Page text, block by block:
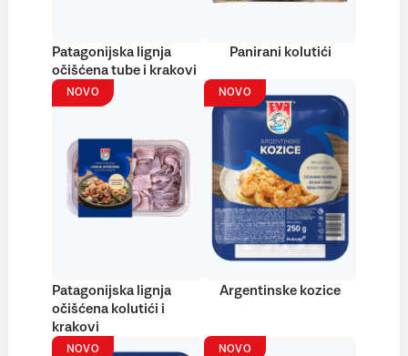
Patagonijska lignja
očišćena tube i krakovi
Panirani kolutići
NOVO
Patagonijska lignja
očišćena kolutići i
krakovi
NOVO
Argentinske kozice
NOVO NOVO